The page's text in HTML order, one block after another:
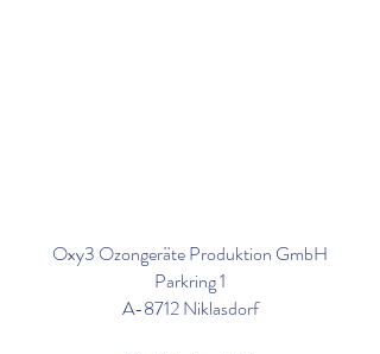
Oxy3 Ozongeräte Produktion GmbH
Parkring 1
A-8712 Niklasdorf